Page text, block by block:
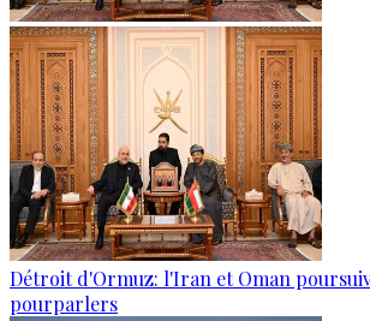
Détroit d'Ormuz: l'Iran et Oman
pourparlers